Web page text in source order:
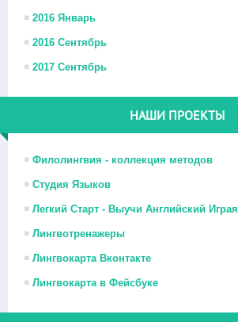
2016 Январь
2016 Сентябрь
2017 Сентябрь
НАШИ ПРОЕКТЫ
Филолингвия - коллекция методов
Студия Языков
Легкий Старт - Выучи Английский Играя
Лингвотренажеры
Лингвокарта Вконтакте
Лингвокарта в Фейсбуке